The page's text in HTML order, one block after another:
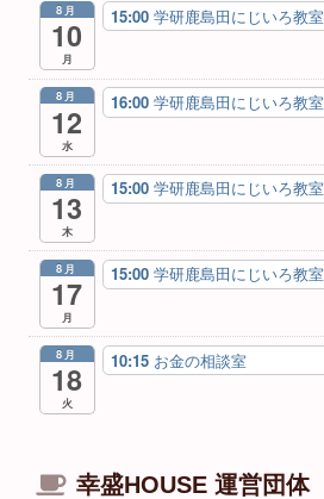
8月
10
月
15:00 学研鹿島田にじいろ教室
8月
12
水
16:00 学研鹿島田にじいろ教室
8月
13
木
15:00 学研鹿島田にじいろ教室
8月
17
月
15:00 学研鹿島田にじいろ教室
8月
18
火
10:15 お金の相談室
幸盛HOUSE 運営団体